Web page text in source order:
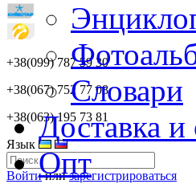
+38(099) 787 59 30
+38(067) 752 77 08
+38(063) 195 73 81
Язык
Войтиилизарегистрироваться
Словари
Доставка и
Опт